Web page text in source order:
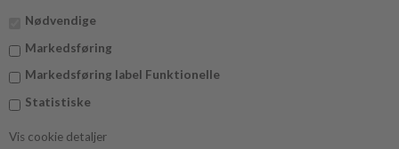
Nødvendige
Markedsføring
Markedsføring label Funktionelle
Statistiske
Vis cookie detaljer
Facebook